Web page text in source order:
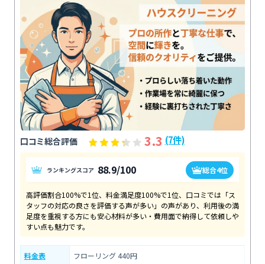
口コミ総合評価 3.3 (7件)
ランキングスコア 88.9/100 総合4位
高評価割合100%で1位、料金満足度100%で1位、口コミでは「ス
タッフの対応の良さを評価する声が多い」の声があり、利用後の満
足度を重視する方にも安心材料が多い・費用面で納得して依頼しや
すい点も魅力です。
料金表
フローリング 440円